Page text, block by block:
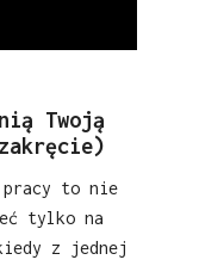
Twoją
pracy to nie
tylko na
z jednej